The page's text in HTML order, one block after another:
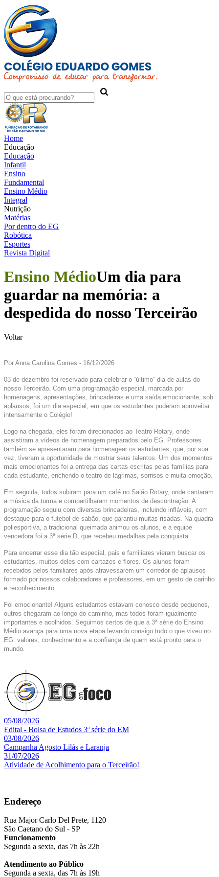
Home
Educação
Educação
Infantil
Ensino
Fundamental
Ensino Médio
Integral
Nutrição
Matérias
Por dentro do EG
Robótica
Esportes
Revista Digital
Ensino MédioUm dia para
guardar na memória: a
despedida do nosso Terceirão
Voltar
Por Anna Carolina Gomes - 16/12/2026
03 de dezembro foi reservado para celebrar o “último” dia de aulas do
nosso Terceirão. Com uma programação especial, marcada por
homenagens, apresentações, brincadeiras e uma saída emocionante, sob
aplausos, foi um dia especial, em que os estudantes puderam aproveitar
intensamente o Colégio!
Logo na chegada, eles foram direcionados ao Teatro Rotary, onde
assistiram a vídeos de homenagem preparados pelo EG. Professores
também se apresentaram para homenagear os estudantes, que, por sua
vez, tiveram a oportunidade de mostrar seus talentos. Um dos momentos
mais emocionantes foi a entrega das cartas escritas pelas famílias para
cada estudante, enchendo o teatro de lágrimas, sorrisos e muita emoção.
Em seguida, todos subiram para um café no Salão Rotary, onde cantaram
a música da turma e compartilharam momentos de descontração. A
programação seguiu com diversas brincadeiras, incluindo infláveis, com
destaque para o futebol de sabão, que garantiu muitas risadas. Na quadra
poliesportiva, a tradicional queimada animou os alunos, e a equipe
vencedora foi a 3ª série D, que recebeu medalhas pela conquista.
Para encerrar esse dia tão especial, pais e familiares vieram buscar os
estudantes, muitos deles com cartazes e flores. Os alunos foram
recebidos pelos familiares após atravessarem um corredor de aplausos
formado por nossos colaboradores e professores, em um gesto de carinho
e reconhecimento.
Foi emocionante! Alguns estudantes estavam conosco desde pequenos,
outros chegaram ao longo do caminho, mas todos foram igualmente
importantes e acolhidos. Seguimos certos de que a 3ª série do Ensino
Médio avança para uma nova etapa levando consigo tudo o que viveu no
EG: valores, conhecimento e a confiança de quem está pronto para o
mundo.
05/08/2026
Edital - Bolsa de Estudos 3ª série do EM
03/08/2026
Campanha Agosto Lilás e Laranja
31/07/2026
Atividade de Acolhimento para o Terceirão!
Endereço
Rua Major Carlo Del Prete, 1120
São Caetano do Sul - SP
Funcionamento
Segunda a sexta, das 7h às 22h
Atendimento ao Público
Segunda a sexta, das 7h às 19h